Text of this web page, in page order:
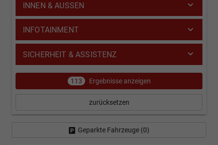
INNEN & AUSSEN
INFOTAINMENT
SICHERHEIT & ASSISTENZ
113 Ergebnisse anzeigen
zurücksetzen
Geparkte Fahrzeuge (0)